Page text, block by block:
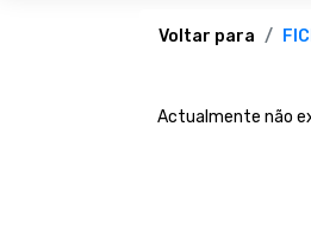
Voltar para
Actualmente não